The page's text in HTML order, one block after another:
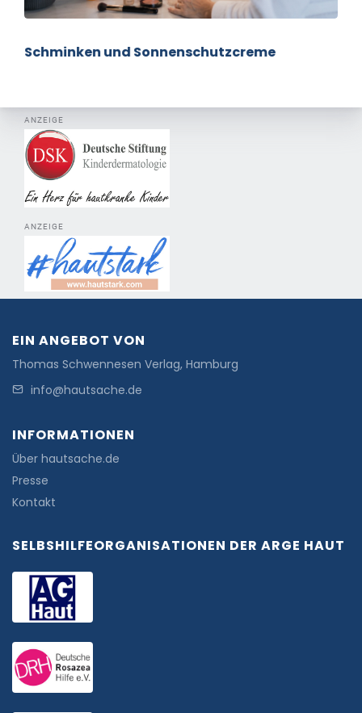
Schminken und Sonnenschutzcreme
ANZEIGE
ANZEIGE
EIN ANGEBOT VON
Thomas Schwennesen Verlag, Hamburg
info@hautsache.de
INFORMATIONEN
Über hautsache.de
Presse
Kontakt
SELBSHILFEORGANISATIONEN DER ARGE HAUT